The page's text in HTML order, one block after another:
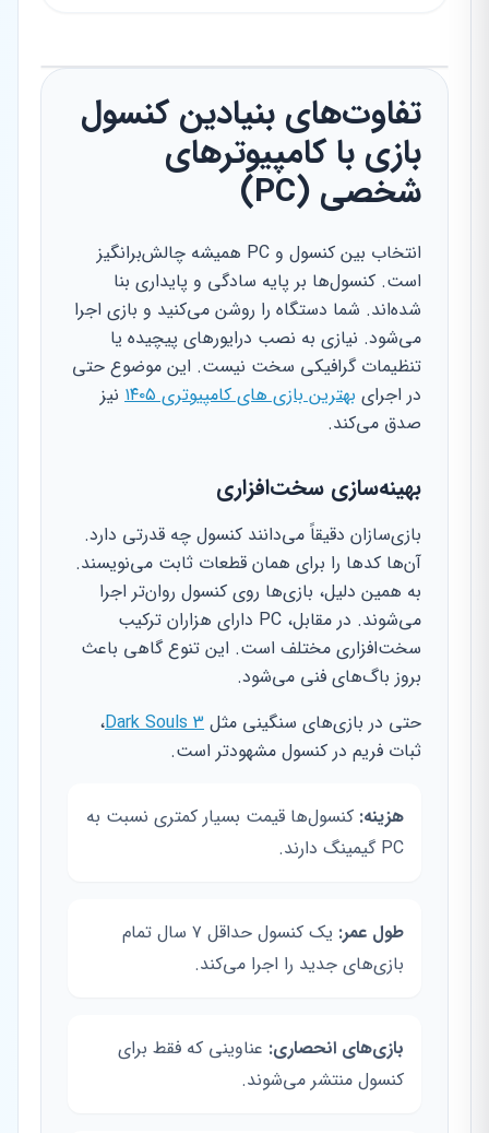
تفاوت‌های بنیادین کنسول
بازی با کامپیوترهای
شخصی (PC)
انتخاب بین کنسول و PC همیشه چالش‌برانگیز
است. کنسول‌ها بر پایه سادگی و پایداری بنا
شده‌اند. شما دستگاه را روشن می‌کنید و بازی اجرا
می‌شود. نیازی به نصب درایورهای پیچیده یا
تنظیمات گرافیکی سخت نیست. این موضوع حتی
در اجرای بهترین بازی های کامپیوتری ۱۴۰۵
نیز
صدق می‌کند.
بهینه‌سازی سخت‌افزاری
بازی‌سازان دقیقاً می‌دانند کنسول چه قدرتی دارد.
آن‌ها کدها را برای همان قطعات ثابت می‌نویسند.
به همین دلیل، بازی‌ها روی کنسول روان‌تر اجرا
می‌شوند. در مقابل، PC دارای هزاران ترکیب
سخت‌افزاری مختلف است. این تنوع گاهی باعث
بروز باگ‌های فنی می‌شود.
حتی در بازی‌های سنگینی مثل Dark Souls 3،
ثبات فریم در کنسول مشهودتر است.
هزینه: کنسول‌ها قیمت بسیار کمتری نسبت به
PC گیمینگ دارند.
طول عمر:
یک کنسول حداقل ۷ سال تمام
بازی‌های جدید را اجرا می‌کند.
بازی‌های انحصاری: عناوینی که فقط برای
کنسول منتشر می‌شوند.